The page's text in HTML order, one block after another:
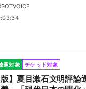
題対象 チケット対象
版】夏目漱石文明評